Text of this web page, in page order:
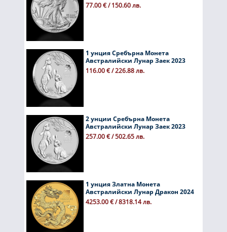
77.00 € / 150.60 лв.
1 унция Сребърна Монета
Австралийски Лунар Заек 2023
116.00 € / 226.88 лв.
2 унции Сребърна Монета
Австралийски Лунар Заек 2023
257.00 € / 502.65 лв.
1 унция Златна Монета
Австралийски Лунар Дракон 2024
4253.00 € / 8318.14 лв.